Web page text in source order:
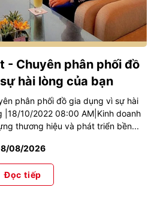
- Chuyên phân phối đồ
hài lòng của bạn
phân phối đồ gia dụng vì sự hài
|18/10/2022 08:00 AM|Kinh doanh
thương hiệu và phát triển bền...
08/2026
Đọc tiếp